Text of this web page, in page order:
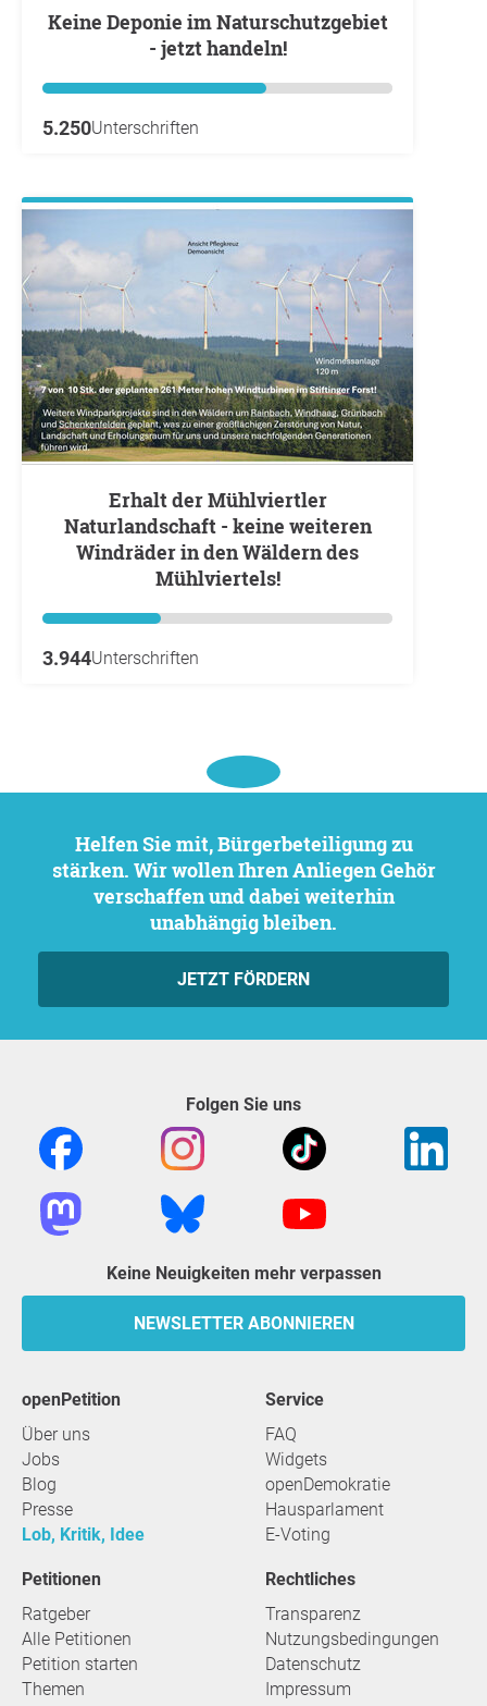
Keine Deponie im Naturschutzgebiet
- jetzt handeln!
5.250Unterschriften
Erhalt der Mühlviertler
Naturlandschaft - keine weiteren
Windräder in den Wäldern des
Mühlviertels!
3.944Unterschriften
Helfen Sie mit, Bürgerbeteiligung zu
stärken. Wir wollen Ihren Anliegen Gehör
verschaffen und dabei weiterhin
unabhängig bleiben.
JETZT FÖRDERN
Folgen Sie uns
Keine Neuigkeiten mehr verpassen
NEWSLETTER ABONNIEREN
openPetition
Über uns
Jobs
Blog
Presse
Lob, Kritik, Idee
Service
FAQ
Widgets
openDemokratie
Hausparlament
E-Voting
Petitionen
Ratgeber
Alle Petitionen
Petition starten
Themen
Rechtliches
Transparenz
Nutzungsbedingungen
Datenschutz
Impressum